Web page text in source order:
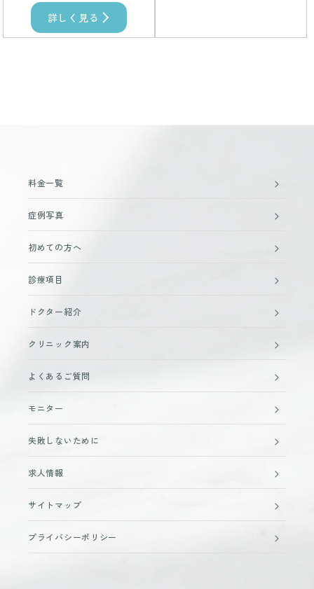
詳しく見る
料金一覧
症例写真
初めての方へ
診療項目
ドクター紹介
クリニック案内
よくあるご質問
モニター
失敗しないために
求人情報
サイトマップ
プライバシーポリシー